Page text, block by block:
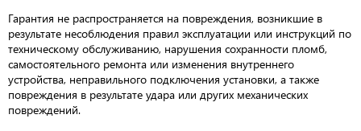
Гарантия не распространяется на повреждения, возникшие в
результате несоблюдения правил эксплуатации или инструкций по
техническому обслуживанию, нарушения сохранности пломб,
самостоятельного ремонта или изменения внутреннего
устройства, неправильного подключения установки, а также
повреждения в результате удара или других механических
повреждений.